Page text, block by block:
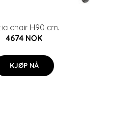
chair H90 cm.
4674 NOK
KJØP NÅ